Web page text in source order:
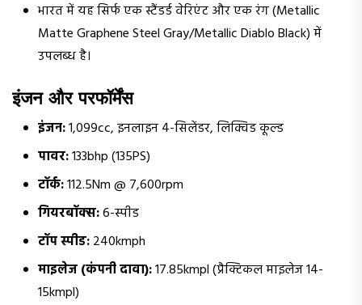
भारत में यह सिर्फ एक स्टैंडर्ड वेरिएंट और एक रंग (Metallic
Matte Graphene Steel Gray/Metallic Diablo Black) में
उपलब्ध है।
इंजन और परफॉर्मेंस
इंजन:1,099cc, इनलाइन 4-सिलेंडर, लिक्विड कूल्ड
पावर:133bhp (135PS)
टॉर्क:112.5Nm @ 7,600rpm
गियरबॉक्स:6-स्पीड
टॉप स्पीड:240kmph
माइलेज (कंपनी दावा):17.85kmpl (प्रैक्टिकल माइलेज 14-
15kmpl)